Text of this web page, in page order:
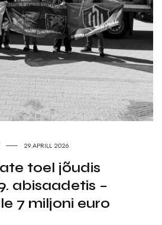
29.APRILL 2026
toel jõudis
abisaadetis –
7 miljoni euro